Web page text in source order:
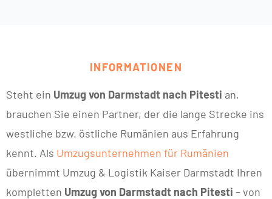
INFORMATIONEN
Steht ein Umzug von Darmstadt nach Pitesti an,
brauchen Sie einen Partner, der die lange Strecke ins
westliche bzw. östliche Rumänien aus Erfahrung
kennt. Als Umzugsunternehmen für Rumänien
übernimmt Umzug & Logistik Kaiser Darmstadt Ihren
kompletten Umzug von Darmstadt nach Pitesti – von